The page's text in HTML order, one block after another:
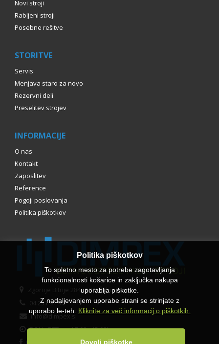
Politika piškotkov
To spletno mesto za potrebe zagotavljanja
funkcionalnosti košarice in zaključka nakupa
uporablja piškotke.
Z nadaljevanjem uporabe strani se strinjate z
uporabo le-teh. Kliknite za več informacij o piškotkih.
Dovoli piškotke
Novi stroji
Rabljeni stroji
Posebne rešitve
STORITVE
Servis
Menjava staro za novo
Rezervni deli
Preselitev strojev
INFORMACIJE
O nas
Kontakt
Zaposlitev
Reference
Pogoji poslovanja
Politika piškotkov
Zgornje Bitnje 284, 4209 Žabnica
04 231 91 90
info@dimpex.si
PON - PET med 7.00 - 15.00h